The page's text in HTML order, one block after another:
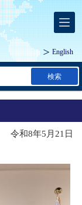
English
検索
令和8年5月21日